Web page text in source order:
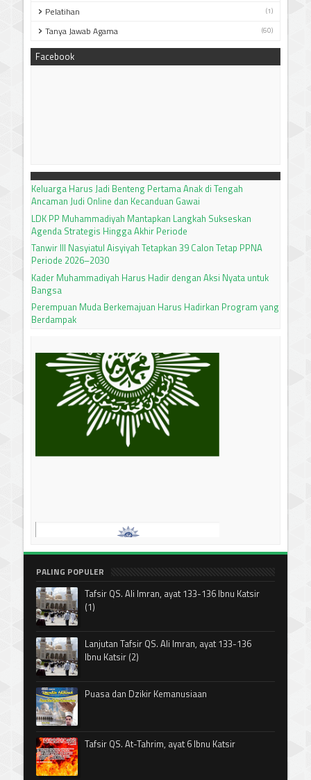
Pelatihan (1)
Tanya Jawab Agama (60)
Facebook
Keluarga Harus Jadi Benteng Pertama Anak di Tengah
Ancaman Judi Online dan Kecanduan Gawai
LDK PP Muhammadiyah Mantapkan Langkah Sukseskan
Agenda Strategis Hingga Akhir Periode
Tanwir III Nasyiatul Aisyiyah Tetapkan 39 Calon Tetap PPNA
Periode 2026–2030
Kader Muhammadiyah Harus Hadir dengan Aksi Nyata untuk
Bangsa
Perempuan Muda Berkemajuan Harus Hadirkan Program yang
Berdampak
PALING POPULER
Tafsir QS. Ali Imran, ayat 133-136 Ibnu Katsir
(1)
Lanjutan Tafsir QS. Ali Imran, ayat 133-136
Ibnu Katsir (2)
Puasa dan Dzikir Kemanusiaan
Tafsir QS. At-Tahrim, ayat 6 Ibnu Katsir